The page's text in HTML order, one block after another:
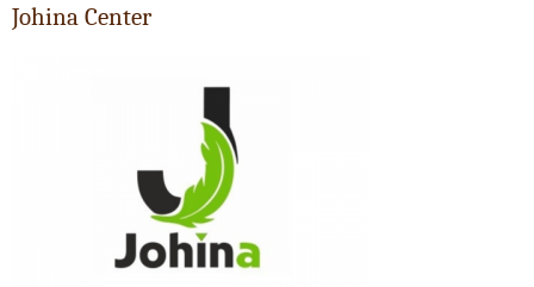
Johina Center